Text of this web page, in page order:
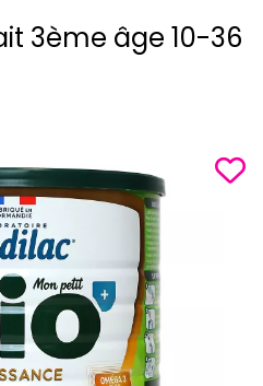
3ème âge 10-36